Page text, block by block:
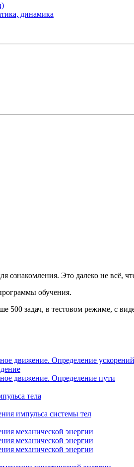
динамика
ознакомления. Это далеко не всё,
обучения.
500 задач, в тестовом режиме, с
движение. Определение ускорений
движение. Определение пути
тела
импульса системы тел
механической энергии
механической энергии
механической энергии